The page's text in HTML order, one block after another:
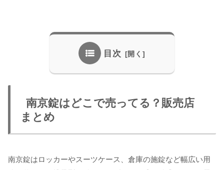
目次
南京錠はどこで売ってる？販売店
まとめ
南京錠はロッカーやスーツケース、倉庫の施錠など幅広い用